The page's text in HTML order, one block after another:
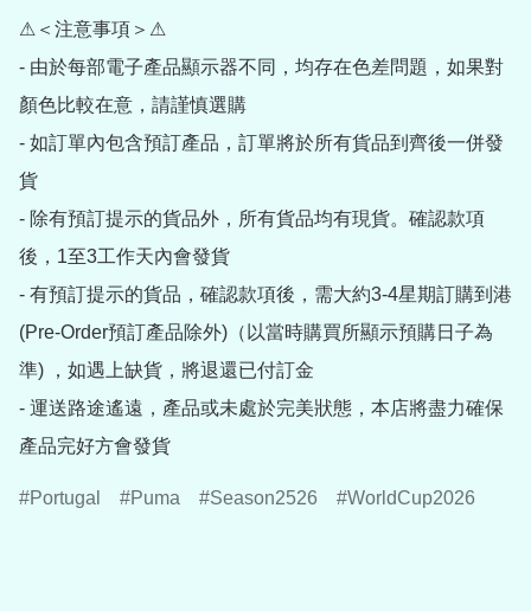
⚠＜注意事項＞⚠
- 由於每部電子產品顯示器不同，均存在色差問題，如果對
顏色比較在意，請謹慎選購
- 如訂單內包含預訂產品，訂單將於所有貨品到齊後一併發
貨
- 除有預訂提示的貨品外，所有貨品均有現貨。確認款項
後，1至3工作天內會發貨
- 有預訂提示的貨品，確認款項後，需大約3-4星期訂購到港
(Pre-Order預訂產品除外)（以當時購買所顯示預購日子為
準) ，如遇上缺貨，將退還已付訂金
- 運送路途遙遠，產品或未處於完美狀態，本店將盡力確保
產品完好方會發貨
Portugal Puma Season2526 WorldCup2026